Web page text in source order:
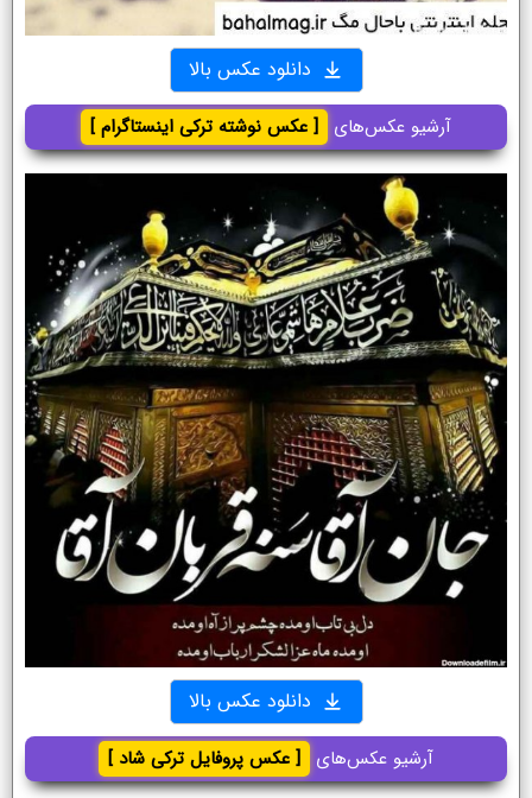
دانلود عکس بالا
آرشیو عکس‌های [ عکس نوشته ترکی اینستاگرام ]
دانلود عکس بالا
آرشیو عکس‌های [ عکس پروفایل ترکی شاد ]